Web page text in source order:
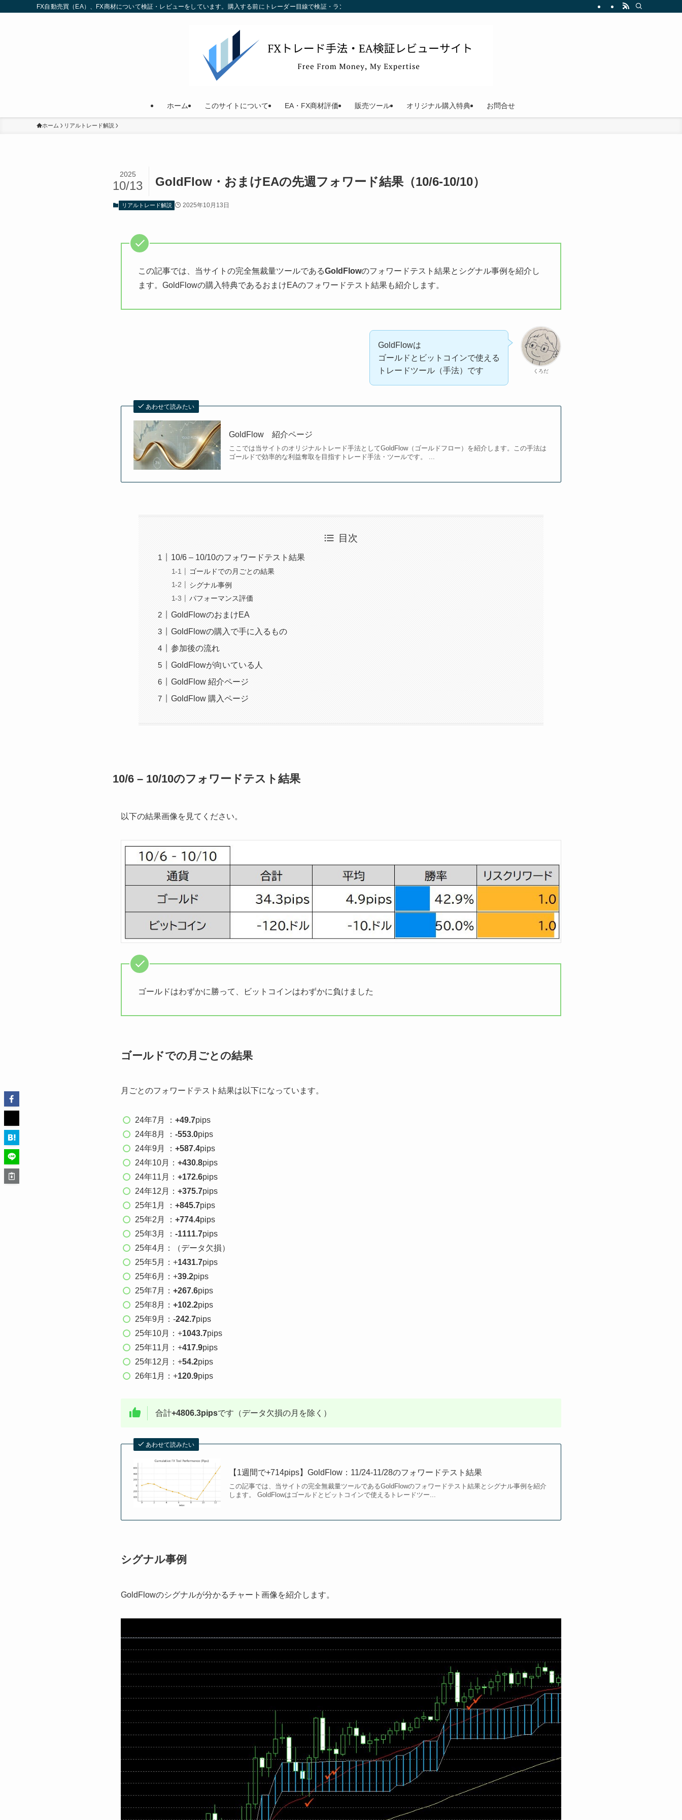
FX自動売買（EA）、FX商材について検証・レビューをしています。購入する前にトレーダー目線で検証・ランキング化している当サイトをご利用ください
ホーム このサイトについて EA・FX商材評価 販売ツール オリジナル購入特典 お問合せ
ホーム リアルトレード解説
GoldFlow・おまけEAの先週フォワード結果（10/6-10/10）
2025
10/13
リアルトレード解説 2025年10月13日
この記事では、当サイトの完全無裁量ツールであるGoldFlowのフォワードテスト結果とシグナル事例を紹介し
ます。GoldFlowの購入特典であるおまけEAのフォワードテスト結果も紹介します。
くろだ
GoldFlowは
ゴールドとビットコインで使える
トレードツール（手法）です
あわせて読みたい
GoldFlow 紹介ページ
ここでは当サイトのオリジナルトレード手法としてGoldFlow（ゴールドフロー）を紹介します。この手法は
ゴールドで効率的な利益奪取を目指すトレード手法・ツールです。 ...
目次
10/6 – 10/10のフォワードテスト結果
ゴールドでの月ごとの結果
シグナル事例
パフォーマンス評価
GoldFlowのおまけEA
GoldFlowの購入で手に入るもの
参加後の流れ
GoldFlowが向いている人
GoldFlow 紹介ページ
GoldFlow 購入ページ
10/6 – 10/10のフォワードテスト結果
以下の結果画像を見てください。
ゴールドはわずかに勝って、ビットコインはわずかに負けました
ゴールドでの月ごとの結果
月ごとのフォワードテスト結果は以下になっています。
24年7月 ： +49.7pips
24年8月 ： -553.0pips
24年9月 ： +587.4pips
24年10月： +430.8pips
24年11月： +172.6pips
24年12月： +375.7pips
25年1月 ： +845.7pips
25年2月 ： +774.4pips
25年3月 ： -1111.7pips
25年4月：（データ欠損）
25年5月：+1431.7pips
25年6月：+39.2pips
25年7月： +267.6pips
25年8月： +102.2pips
25年9月：-242.7pips
25年10月：+1043.7pips
25年11月：+417.9pips
25年12月：+54.2pips
26年1月：+120.9pips
合計+4806.3pipsです（データ欠損の月を除く）
あわせて読みたい
【1週間で+714pips】GoldFlow：11/24-11/28のフォワードテスト結果
この記事では、当サイトの完全無裁量ツールであるGoldFlowのフォワードテスト結果とシグナル事例を紹介
します。 GoldFlowはゴールドとビットコインで使えるトレードツー...
シグナル事例
GoldFlowのシグナルが分かるチャート画像を紹介します。